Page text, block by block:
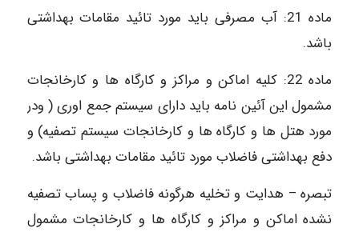
ماده 21: آب مصرفی باید مورد تائید مقامات بهداشتی
باشد.
ماده 22: کلیه اماکن و مراکز و کارگاه ها و کارخانجات
مشمول این آئین نامه باید دارای سیستم جمع اوری ( ودر
مورد هتل ها و کارگاه ها و کارخانجات سیستم تصفیه) و
دفع بهداشتی فاضلاب مورد تائید مقامات بهداشتی باشد.
تبصره – هدایت و تخلیه هرگونه فاضلاب و پساب تصفیه
نشده اماکن و مراکز و کارگاه ها و کارخانجات مشمول